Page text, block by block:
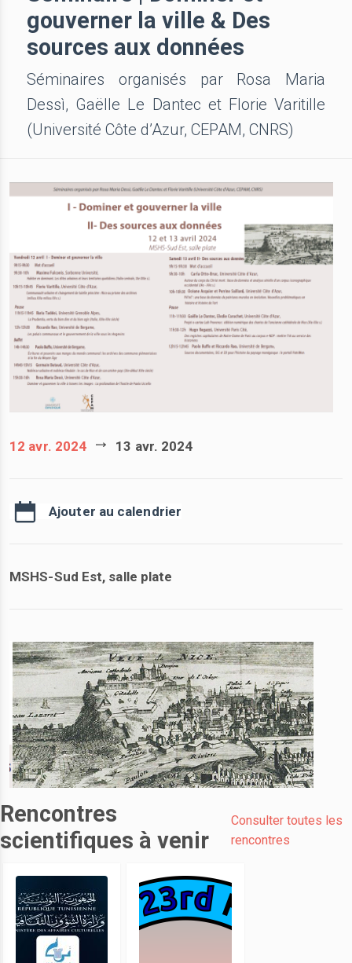
gouverner la ville & Des
sources aux données
Séminaires organisés par Rosa Maria
Dessì, Gaëlle Le Dantec et Florie Varitille
(Université Côte d’Azur, CEPAM, CNRS)
12 avr. 2024 13 avr. 2024
Ajouter au calendrier
MSHS-Sud Est, salle plate
Rencontres
scientifiques à venir
Consulter toutes les
rencontres